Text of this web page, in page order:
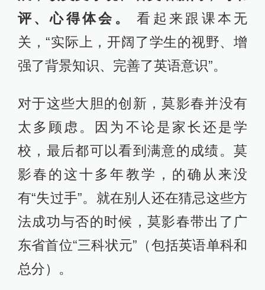
评、心得体会。
看起来跟课本无
关，“实际上，开阔了学生的视野、增
强了背景知识、完善了英语意识”。
对于这些大胆的创新，莫影春并没有
太多顾虑。因为不论是家长还是学
校，最后都可以看到满意的成绩。莫
影春的这十多年教学，的确从来没
有“失过手”。就在别人还在猜忌这些方
法成功与否的时候，莫影春带出了广
东省首位“三科状元”（包括英语单科和
总分）。